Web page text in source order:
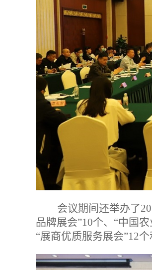
会议期间还举办了
品牌展会”10个、“中国
“展商优质服务展会”12